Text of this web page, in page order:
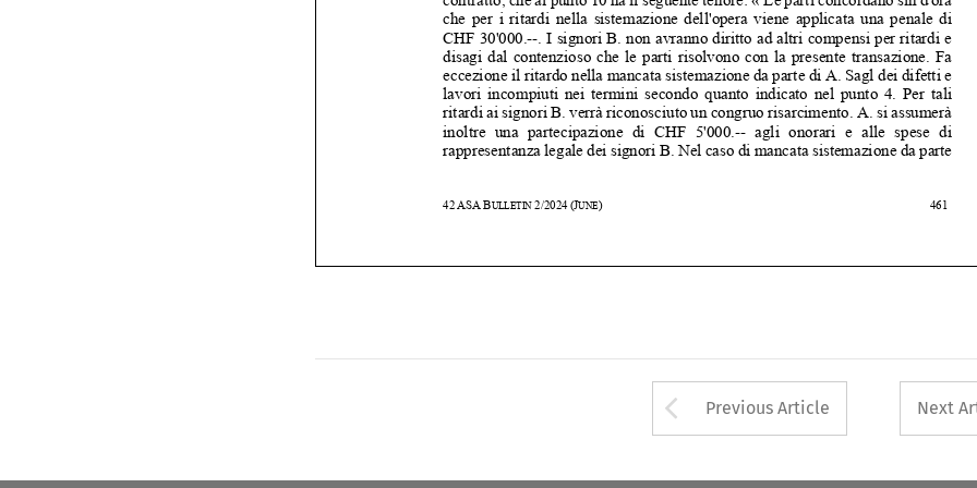
       





 
 



B ULLETIN 2/2024 UNE)
lavori  incompiuti  nei  termini  secondo  quanto  indicato  nel  punto  4.  Per  tali
ritardi ai signori B. verrà riconosciuto un congruo risarcimento. A. si assumerà
inoltre  una  partecipazione  di  CHF  5'000.--  agli  onorari  e  alle  spese  di
rappresentanza legale dei signori B. Nel caso di mancata sistemazione da parte
Arrow button used
Previous Article Next